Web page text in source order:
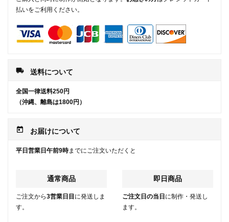
払いをご利用ください。
local_shipping 送料について
全国一律送料250円
（沖縄、離島は1800円）
today お届けについて
平日営業日午前9時までにご注文いただくと
通常商品
ご注文から3営業日目 に発送しま
す。
即日商品
ご注文日の当日 に制作・発送し
ます。